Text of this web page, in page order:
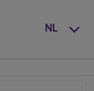
NL